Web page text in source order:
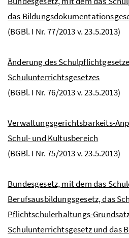
das
(BGBl. I Nr. 77/2013 v. 23.5.2013)
Änderung des
Schulunterrichtsgesetzes
(BGBl. I Nr. 76/2013 v. 23.5.2013)
Verwaltungsgerichtsbarkeits-
Schul- und Kultusbereich
(BGBl. I Nr. 75/2013 v. 23.5.2013)
Bundesgesetz, mit dem das
Berufsausbildungsgesetz, das
Pflichtschulerhaltungs-
Schulunterrichtsgesetz und das